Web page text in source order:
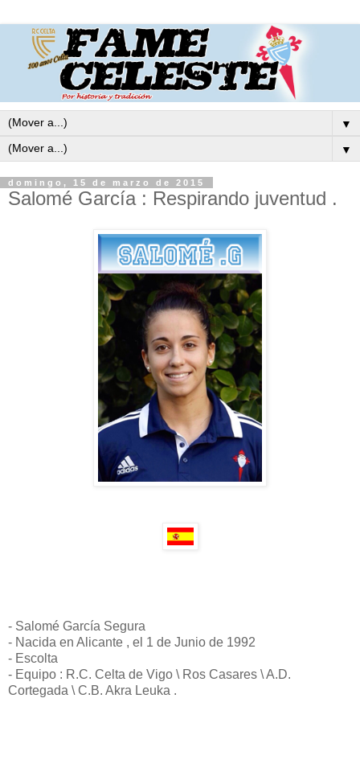
▼
▼
domingo, 15 de marzo de 2015
Salomé García : Respirando juventud .
- Salomé García Segura
- Nacida en Alicante , el 1 de Junio de 1992
- Escolta
- Equipo : R.C. Celta de Vigo \ Ros Casares \ A.D.
Cortegada \ C.B. Akra Leuka .